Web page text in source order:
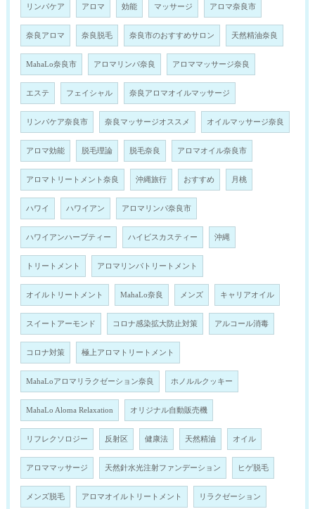
リンパケア アロマ 効能 マッサージ アロマ奈良市
奈良アロマ 奈良脱毛 奈良市のおすすめサロン 天然精油奈良
MahaLo奈良市 アロマリンパ奈良 アロママッサージ奈良
エステ フェイシャル 奈良アロマオイルマッサージ
リンパケア奈良市 奈良マッサージオススメ オイルマッサージ奈良
アロマ効能 脱毛理論 脱毛奈良 アロマオイル奈良市
アロマトリートメント奈良 沖縄旅行 おすすめ 月桃
ハワイ ハワイアン アロマリンパ奈良市
ハワイアンハーブティー ハイビスカスティー 沖縄
トリートメント アロマリンパトリートメント
オイルトリートメント MahaLo奈良 メンズ キャリアオイル
スイートアーモンド コロナ感染拡大防止対策 アルコール消毒
コロナ対策 極上アロマトリートメント
MahaLoアロマリラクゼーション奈良 ホノルルクッキー
MahaLo Aloma Relaxation オリジナル自動販売機
リフレクソロジー 反射区 健康法 天然精油 オイル
アロママッサージ 天然針水光注射ファンデーション ヒゲ脱毛
メンズ脱毛 アロマオイルトリートメント リラクゼーション